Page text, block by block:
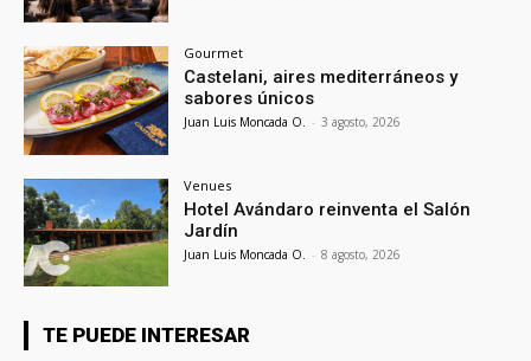
Gourmet
Castelani, aires mediterráneos y
sabores únicos
Juan Luis Moncada O. - 3 agosto, 2026
Venues
Hotel Avándaro reinventa el Salón
Jardín
Juan Luis Moncada O. - 8 agosto, 2026
TE PUEDE INTERESAR